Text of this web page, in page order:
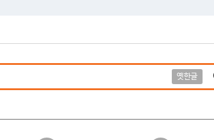
옛한글